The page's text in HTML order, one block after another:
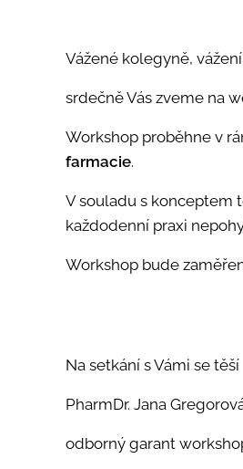
Vážené kolegyně,
srdečně Vás zveme na
Workshop proběhne v
farmacie.
V souladu s konceptem
každodenní praxi
Workshop bude
Na setkání s Vámi se těší
PharmDr. Jana
odborný garant